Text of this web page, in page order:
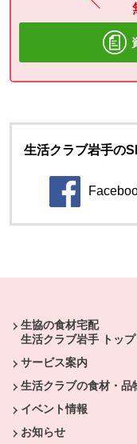
生活クラブ岩手の
生協の食材宅配
生活クラブ岩手 トップ
サービス案内
生活クラブの食材・品
イベント情報
お知らせ